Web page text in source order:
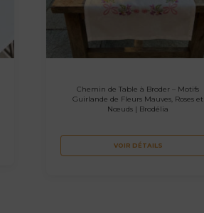
Chemin de Table à Broder – Motifs
Guirlande de Fleurs Mauves, Roses et
Nœuds | Brodélia
VOIR DÉTAILS